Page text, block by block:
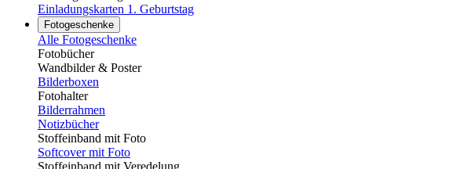
Einladungskarten 1. Geburtstag
Fotogeschenke
Alle Fotogeschenke
Fotobücher
Wandbilder & Poster
Bilderboxen
Fotohalter
Bilderrahmen
Notizbücher
Stoffeinband mit Foto
Softcover mit Foto
Stoffeinband mit Veredelung